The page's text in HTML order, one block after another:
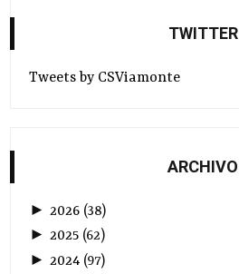
TWITTER
Tweets by CSViamonte
ARCHIVO
► 2026 (38)
►2025 (62)
► 2024 (97)